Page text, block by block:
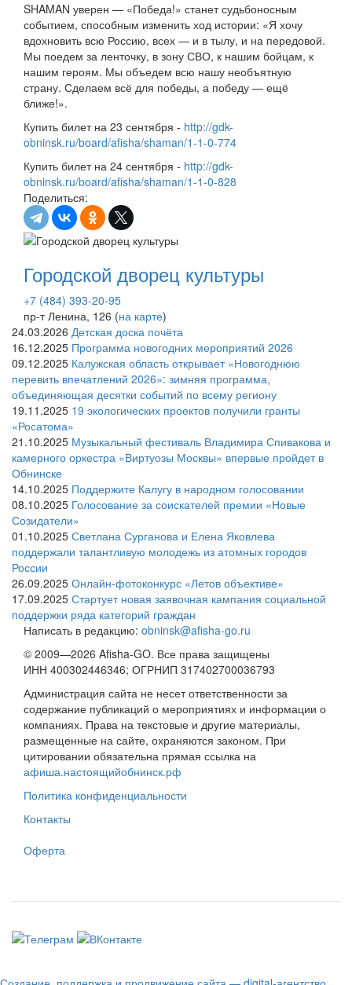
SHAMAN уверен — «Победа!» станет судьбоносным
событием, способным изменить ход истории: «Я хочу
вдохновить всю Россию, всех — и в тылу, и на передовой.
Мы поедем за ленточку, в зону СВО, к нашим бойцам, к
нашим героям. Мы объедем всю нашу необъятную
страну. Сделаем всё для победы, а победу — ещё
ближе!».
Купить билет на 23 сентября - http://gdk-
obninsk.ru/board/afisha/shaman/1-1-0-774
Купить билет на 24 сентября - http://gdk-
obninsk.ru/board/afisha/shaman/1-1-0-828
Поделиться:
Городской дворец культуры
+7 (484) 393-20-95
пр-т Ленина, 126 (на карте)
24.03.2026 Детская доска почёта
16.12.2025 Программа новогодних мероприятий 2026
09.12.2025 Калужская область открывает «Новогоднюю
перевить впечатлений 2026»: зимняя программа,
объединяющая десятки событий по всему региону
19.11.2025 19 экологических проектов получили гранты
«Росатома»
21.10.2025 Музыкальный фестиваль Владимира Спивакова и
камерного оркестра «Виртуозы Москвы» впервые пройдет в
Обнинске
14.10.2025 Поддержите Калугу в народном голосовании
08.10.2025 Голосование за соискателей премии «Новые
Созидатели»
01.10.2025 Светлана Сурганова и Елена Яковлева
поддержали талантливую молодежь из атомных городов
России
26.09.2025 Онлайн-фотоконкурс «Летов объективе»
17.09.2025 Стартует новая заявочная кампания социальной
поддержки ряда категорий граждан
Написать в редакцию: obninsk@afisha-go.ru
© 2009—2026 Afisha-GO. Все права защищены
ИНН 400302446346; ОГРНИП 317402700036793
Администрация сайта не несет ответственности за
содержание публикаций о мероприятиях и информации о
компаниях. Права на текстовые и другие материалы,
размещенные на сайте, охраняются законом. При
цитировании обязательна прямая ссылка на
афиша.настоящийобнинск.рф
Политика конфиденциальности
Контакты
Оферта